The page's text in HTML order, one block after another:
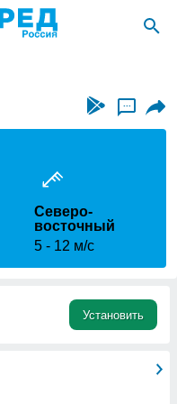
...
Северо-
восточный
5
12 м/с
Установить